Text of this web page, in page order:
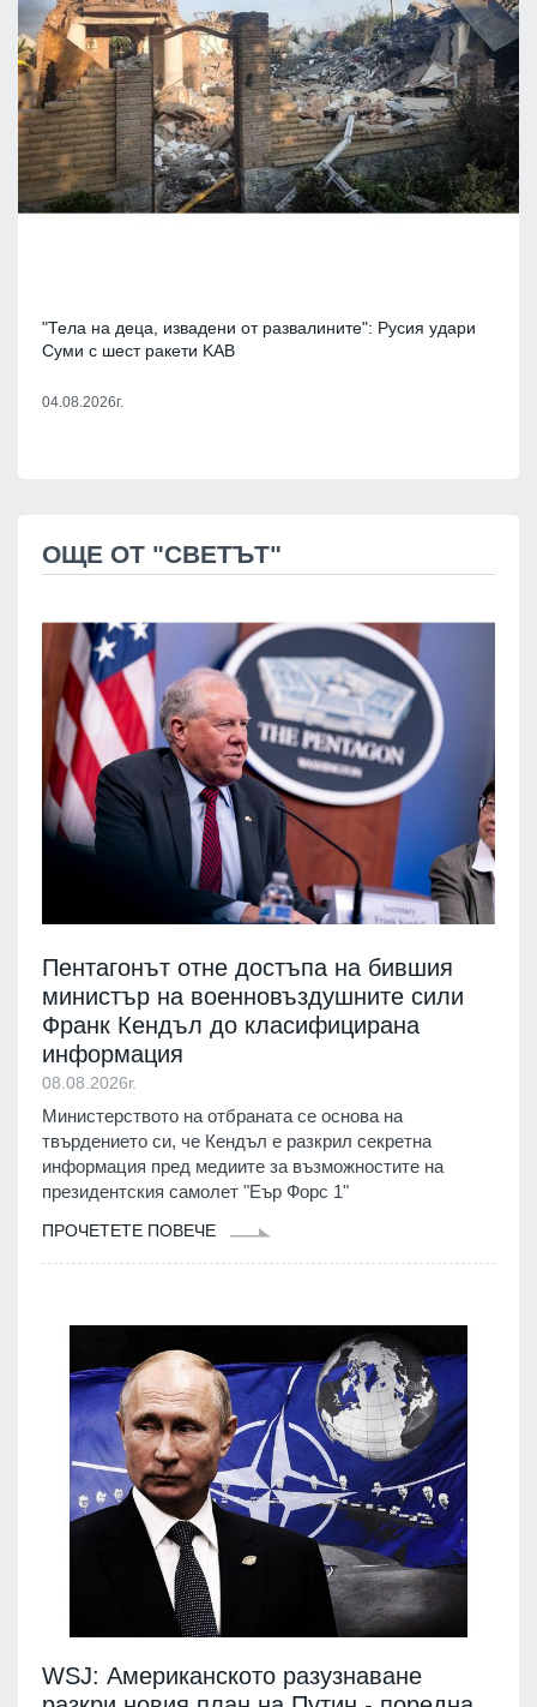
"Тела на деца, извадени от развалините": Русия удари
Суми с шест ракети KAB
04.08.2026г.
ОЩЕ ОТ "СВЕТЪТ"
Пентагонът отне достъпа на бившия
министър на военновъздушните сили
Франк Кендъл до класифицирана
информация
08.08.2026г.
Министерството на отбраната се основа на
твърдението си, че Кендъл е разкрил секретна
информация пред медиите за възможностите на
президентския самолет "Еър Форс 1"
ПРОЧЕТЕТЕ ПОВЕЧЕ
WSJ: Американското разузнаване